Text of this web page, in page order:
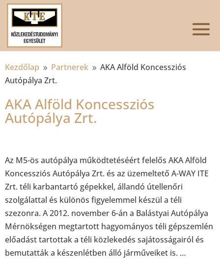
Kezdőlap 9 Partnerek 9 AKA Alföld Koncessziós
Autópálya Zrt.
AKA Alföld Koncessziós
Autópálya Zrt.
Az M5-ös autópálya működtetéséért felelős AKA Alföld
Koncessziós Autópálya Zrt. és az üzemeltető A-WAY ITE
Zrt. téli karbantartó gépekkel, állandó útellenőri
szolgálattal és különös figyelemmel készül a téli
szezonra. A 2012. november 6-án a Balástyai Autópálya
Mérnökségen megtartott hagyományos téli gépszemlén
előadást tartottak a téli közlekedés sajátosságairól és
bemutatták a készenlétben álló járműveiket is. …